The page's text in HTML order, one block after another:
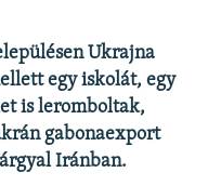
Ukrajna
egy iskolát, egy
is leromboltak,
gabonaexport
Iránban.